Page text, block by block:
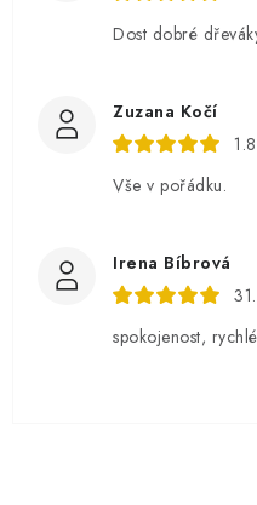
Dost dobré
Zuzana Kočí
Vše v pořádku.
Irena Bíbrová
spokojenost,